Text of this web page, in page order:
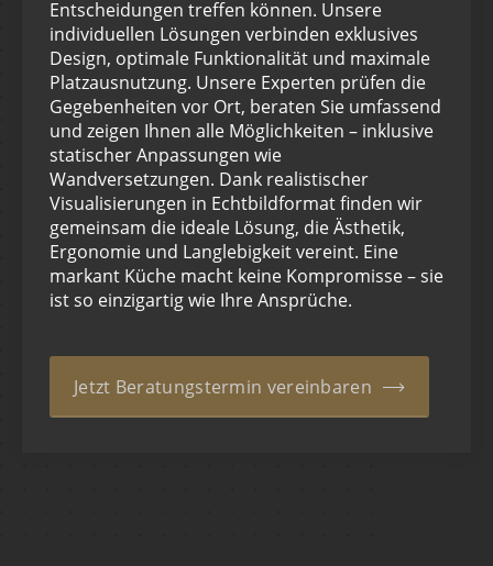
Entscheidungen treffen können. Unsere
individuellen Lösungen verbinden exklusives
Design, optimale Funktionalität und maximale
Platzausnutzung. Unsere Experten prüfen die
Gegebenheiten vor Ort, beraten Sie umfassend
und zeigen Ihnen alle Möglichkeiten – inklusive
statischer Anpassungen wie
Wandversetzungen. Dank realistischer
Visualisierungen in Echtbildformat finden wir
gemeinsam die ideale Lösung, die Ästhetik,
Ergonomie und Langlebigkeit vereint. Eine
markant Küche macht keine Kompromisse – sie
ist so einzigartig wie Ihre Ansprüche.
Jetzt Beratungstermin vereinbaren